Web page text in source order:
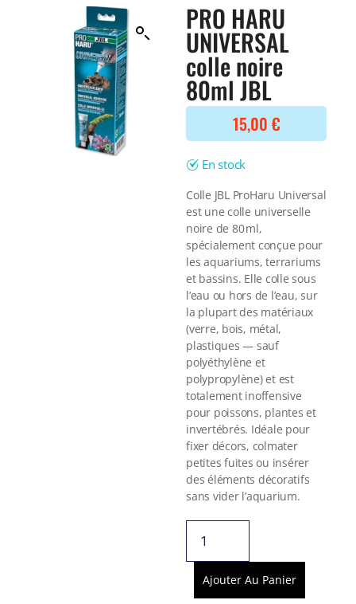
BONNES AFFAIRES
Voir tout
DERNIERS ARRIVAGES
Voir tout
Voir tout
NOURRITURE
Nourriture Lyophilisée
Nourriture sèche
Nourriture vivante
Spécifique
Voir tout
TRAITEMENT DE L'EAU
Spécial bassin
Additifs
Engrais
Voir tout
BONNES AFFAIRES
Voir tout
DERNIERS ARRIVAGES
Voir tout
PRO HARU
UNIVERSAL
colle noire
80ml JBL
15,00 €
En stock
Colle JBL ProHaru Universal
est une colle universelle
noire de 80 ml,
spécialement conçue pour
les aquariums, terrariums
et bassins. Elle colle sous
l’eau ou hors de l’eau, sur
la plupart des matériaux
(verre, bois, métal,
plastiques — sauf
polyéthylène et
polypropylène) et est
totalement inoffensive
pour poissons, plantes et
invertébrés. Idéale pour
fixer décors, colmater
petites fuites ou insérer
des éléments décoratifs
sans vider l’aquarium.
Ajouter Au Panier